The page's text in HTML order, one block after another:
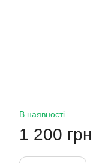
В наявності
1 200 грн